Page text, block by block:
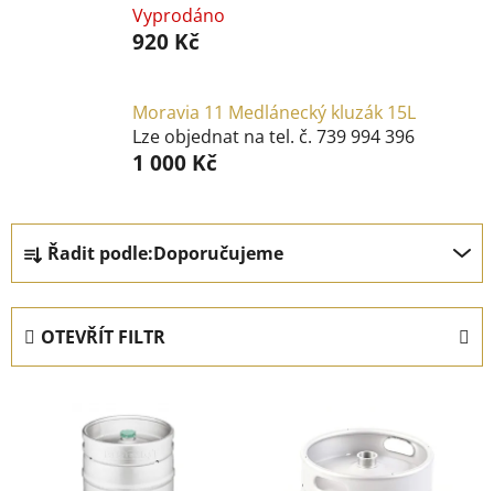
Vyprodáno
920 Kč
Moravia 11 Medlánecký kluzák 15L
Lze objednat na tel. č. 739 994 396
1 000 Kč
Řadit podle:Doporučujeme
OTEVŘÍT FILTR